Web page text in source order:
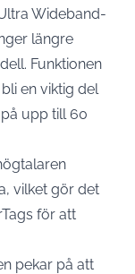
Wideband-
längre
Funktionen
bli en viktig del
upp till 60
vilket gör det
för att
pekar på att